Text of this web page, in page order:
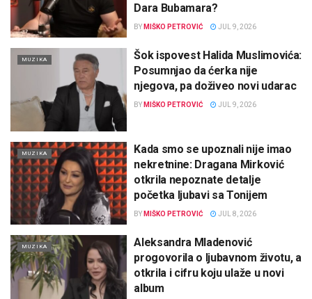
Dara Bubamara?
BY MIŠKO PETROVIĆ JUL 9, 2026
MUZIKA
Šok ispovest Halida Muslimovića:
Posumnjao da ćerka nije
njegova, pa doživeo novi udarac
BY MIŠKO PETROVIĆ JUL 9, 2026
MUZIKA
Kada smo se upoznali nije imao
nekretnine: Dragana Mirković
otkrila nepoznate detalje
početka ljubavi sa Tonijem
BY MIŠKO PETROVIĆ JUL 8, 2026
MUZIKA
Aleksandra Mladenović
progovorila o ljubavnom životu, a
otkrila i cifru koju ulaže u novi
album